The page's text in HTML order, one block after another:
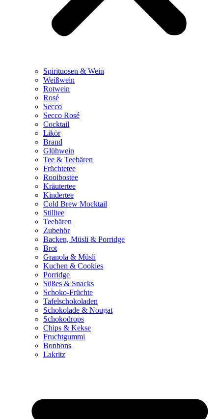
Spirituosen & Wein
Weißwein
Rotwein
Rosé
Secco
Secco Rosé
Cocktail
Likör
Brand
Glühwein
Tee & Teebären
Früchtetee
Rooibostee
Kräutertee
Kindertee
Cold Brew Mocktail
Stilltee
Teebären
Zubehör
Backen, Müsli & Porridge
Brot
Granola & Müsli
Kuchen & Cookies
Porridge
Süßes & Snacks
Schoko-Früchte
Tafelschokoladen
Schokolade & Nougat
Schokodrops
Chips & Kekse
Fruchtgummi
Bonbons
Lakritz